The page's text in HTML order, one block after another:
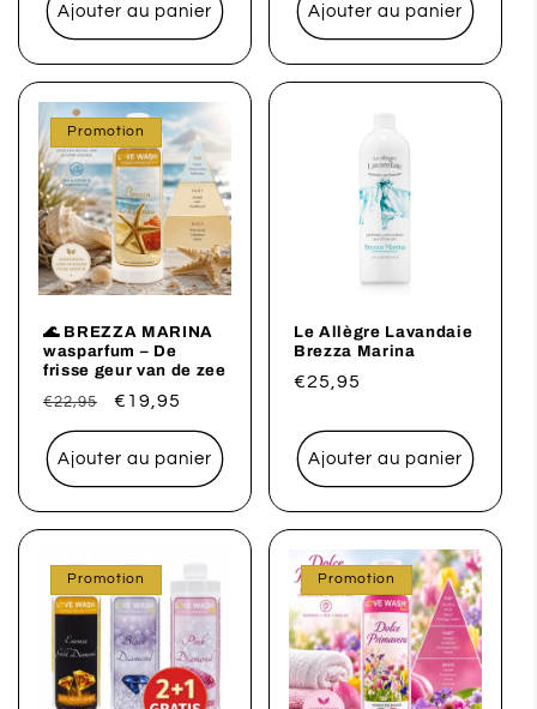
Ajouter au panier Ajouter au panier
Promotion
🌊 BREZZA MARINA
wasparfum – De
frisse geur van de zee
Prix
habituel
€22,95
Prix
promotionnel
€19,95
Ajouter au panier
Le Allègre Lavandaie
Brezza Marina
Prix
€25,95
Ajouter au panier
Promotion Promotion